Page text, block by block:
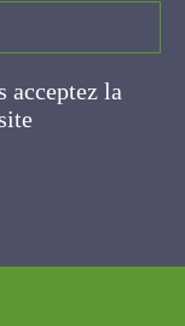
acceptez la
site